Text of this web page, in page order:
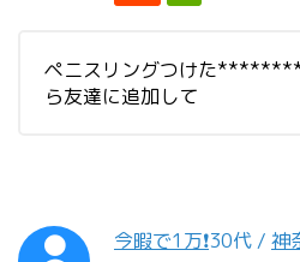
ペニスリングつけた
ら友達に追加して
今暇で1万❗️30代 / 神